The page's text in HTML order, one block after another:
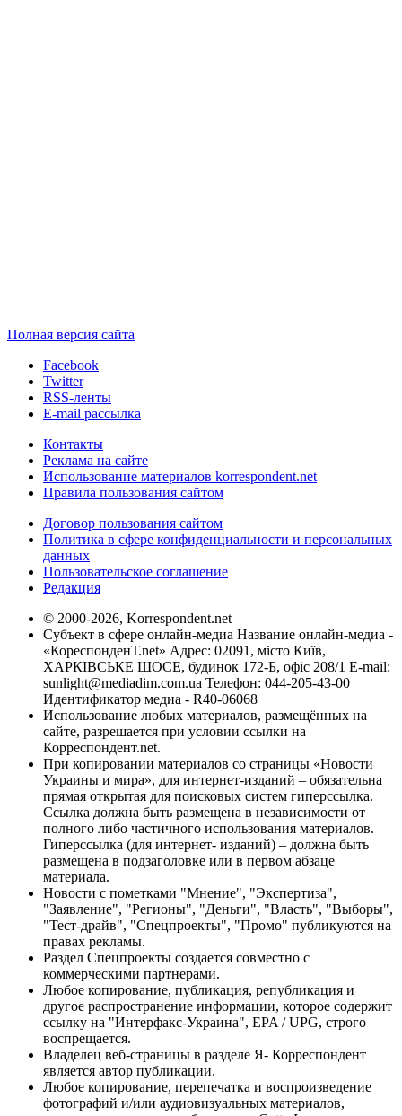
Полная версия сайта
Facebook
Twitter
RSS-ленты
E-mail рассылка
Контакты
Реклама на сайте
Использование материалов korrespondent.net
Правила пользования сайтом
Договор пользования сайтом
Политика в сфере конфиденциальности и персональных
данных
Пользовательское соглашение
Редакция
© 2000-2026, Korrespondent.net
Субъект в сфере онлайн-медиа Название онлайн-медиа -
«КореспонденТ.net» Адрес: 02091, місто Київ,
ХАРКІВСЬКЕ ШОСЕ, будинок 172-Б, офіс 208/1 E-mail:
sunlight@mediadim.com.ua Телефон: 044-205-43-00
Идентификатор медиа - R40-06068
Использование любых материалов, размещённых на
сайте, разрешается при условии ссылки на
Корреспондент.net.
При копировании материалов со страницы «Новости
Украины и мира», для интернет-изданий – обязательна
прямая открытая для поисковых систем гиперссылка.
Ссылка должна быть размещена в независимости от
полного либо частичного использования материалов.
Гиперссылка (для интернет- изданий) – должна быть
размещена в подзаголовке или в первом абзаце
материала.
Новости с пометками "Мнение", "Экспертиза",
"Заявление", "Регионы", "Деньги", "Власть", "Выборы",
"Тест-драйв", "Спецпроекты", "Промо" публикуются на
правах рекламы.
Раздел Спецпроекты создается совместно с
коммерческими партнерами.
Любое копирование, публикация, републикация и
другое распространение информации, которое содержит
ссылку на "Интерфакс-Украина", EPA / UPG, строго
воспрещается.
Владелец веб-страницы в разделе Я- Корреспондент
является автор публикации.
Любое копирование, перепечатка и воспроизведение
фотографий и/или аудиовизуальных материалов,